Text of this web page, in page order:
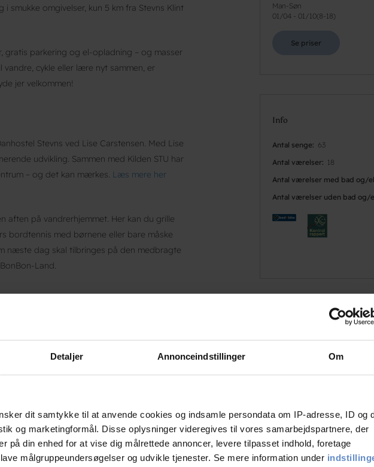
Detaljer Annonceindstillinger Om
dit samtykke til at anvende cookies og indsamle persondata om IP-adresse, ID og
og marketingformål. Disse oplysninger videregives til vores samarbejdspartnere, der
på din enhed for at vise dig målrettede annoncer, levere tilpasset indhold, foretage
målgruppeundersøgelser og udvikle tjenester. Se mere information under
omgivelser, kun 5 km fra Stevns Klint
parkering og el-opladning – og masser
cykle eller lære nyt sammen, er
jer velkommen!
Stevns ved Lise Carstensen. Med Lise
udvikling. Sammen med Kilden STU har
– og det kan mærkes. Læs mere her
aften på vandrerhjemmet. Her kan du grille
bordtennis med børnene eller bare måske
næste dag skal tilbringes på den medbragte
Land.
rammer ved Stevns Klint
Danhostel Stevns i rolige omgivelser centralt i
Man-Søn
01/04 - 01/10( 8-18)
Se priser
Info
Antal senge
63
Antal værelser
18
Antal værelser med bad og/
Antal værelser uden bad og/
Faciliteter
Gratis parkering
Hytter